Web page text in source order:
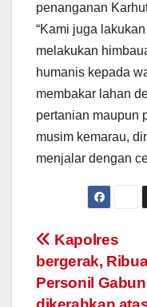
penanganan
“Kami juga
melakukan
humanis kepada
membakar lahan
pertanian maupun
musim kemarau,
menjalar dengan
Post
Kapolres
bergerak,
Personil